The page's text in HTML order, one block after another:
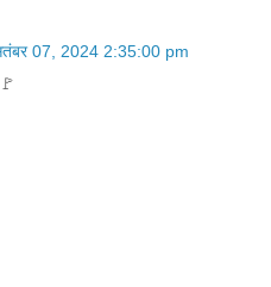
07, 2024 2:35:00 pm